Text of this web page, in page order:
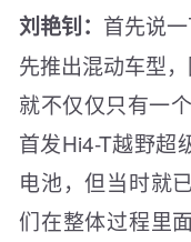
刘艳钊： 首先说
先推出混动车型
就不仅仅只有一
首发Hi4-T越野超
电池，但当时就
们在整体过程里